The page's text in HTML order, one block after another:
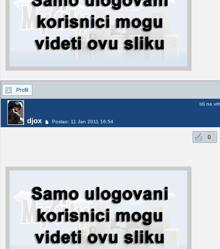
Profil
djox Poslao: 11 Jan 2011 16:54
Idi na vrh
0